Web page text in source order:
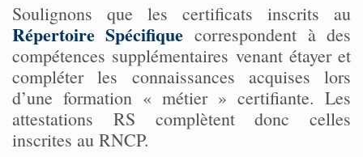
Soulignons que les certificats inscrits au
Répertoire Spécifique correspondent à des
compétences supplémentaires venant étayer et
compléter les connaissances acquises lors
d’une formation « métier » certifiante. Les
attestations RS complètent donc celles
inscrites au RNCP.